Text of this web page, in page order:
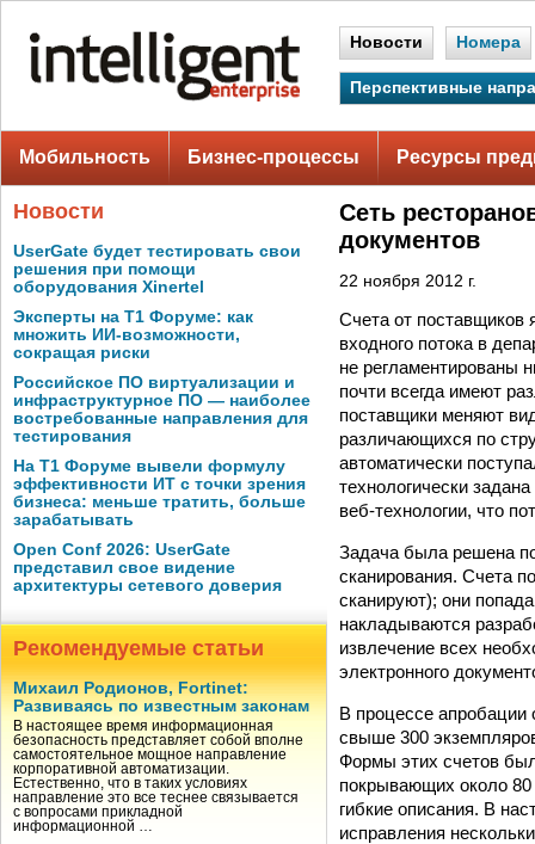
Новости Номера
Перспективные
Мобильность Бизнес-процессы Ресурсы
Новости
UserGate будет тестировать свои
решения при помощи
оборудования Xinertel
Эксперты на Т1 Форуме: как
множить ИИ-возможности,
сокращая риски
Российское ПО виртуализации и
инфраструктурное ПО — наиболее
востребованные направления для
тестирования
На Т1 Форуме вывели формулу
эффективности ИТ с точки зрения
бизнеса: меньше тратить, больше
зарабатывать
Open Conf 2026: UserGate
представил свое видение
архитектуры сетевого доверия
Рекомендуемые статьи
Михаил Родионов, Fortinet:
Развиваясь по известным законам
В настоящее время информационная
безопасность представляет собой вполне
самостоятельное мощное направление
корпоративной автоматизации.
Естественно, что в таких условиях
направление это все теснее связывается
с вопросами прикладной
информационной …
Сеть
документов
22 ноября 2012 г.
Счета от поставщиков
входного потока в
не регламентированы
почти всегда имеют
поставщики меняют
различающихся по
автоматически
технологически
веб-технологии, что
Задача была решена
сканирования. Счета
сканируют); они
накладываются
извлечение всех
электронного
В процессе
свыше 300
Формы этих счетов
покрывающих около
гибкие описания. В
исправления